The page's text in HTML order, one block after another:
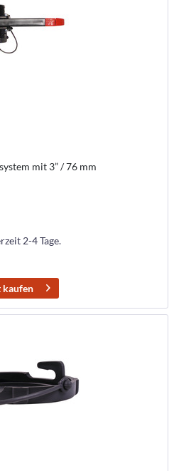
mit 3” / 76 mm
2-4 Tage.
kaufen